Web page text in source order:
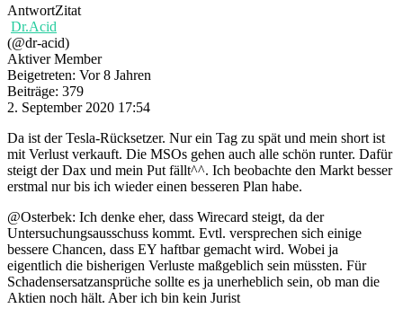
AntwortZitat
Dr.Acid
(@dr-acid)
Aktiver Member
Beigetreten: Vor 8 Jahren
Beiträge: 379
2. September 2020 17:54
Da ist der Tesla-Rücksetzer. Nur ein Tag zu spät und mein short ist
mit Verlust verkauft. Die MSOs gehen auch alle schön runter. Dafür
steigt der Dax und mein Put fällt^^. Ich beobachte den Markt besser
erstmal nur bis ich wieder einen besseren Plan habe.
@Osterbek: Ich denke eher, dass Wirecard steigt, da der
Untersuchungsausschuss kommt. Evtl. versprechen sich einige
bessere Chancen, dass EY haftbar gemacht wird. Wobei ja
eigentlich die bisherigen Verluste maßgeblich sein müssten. Für
Schadensersatzansprüche sollte es ja unerheblich sein, ob man die
Aktien noch hält. Aber ich bin kein Jurist